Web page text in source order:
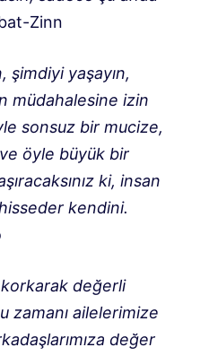
Zinn
şimdiyi yaşayın,
müdahalesine izin
sonsuz bir mucize,
öyle büyük bir
ki, insan
kendini.
korkarak değerli
zamanı ailelerimize
değer